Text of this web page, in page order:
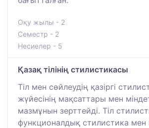
Оқу жылы - 2
Семестр - 2
Несиелер - 5
Қазақ тілінің стилистикасы
Тіл мен сөйлеудің қазіргі
жүйесінің мақсаттары мен
мазмұнын зерттейді. Тіл
функционалдық стилистика мен